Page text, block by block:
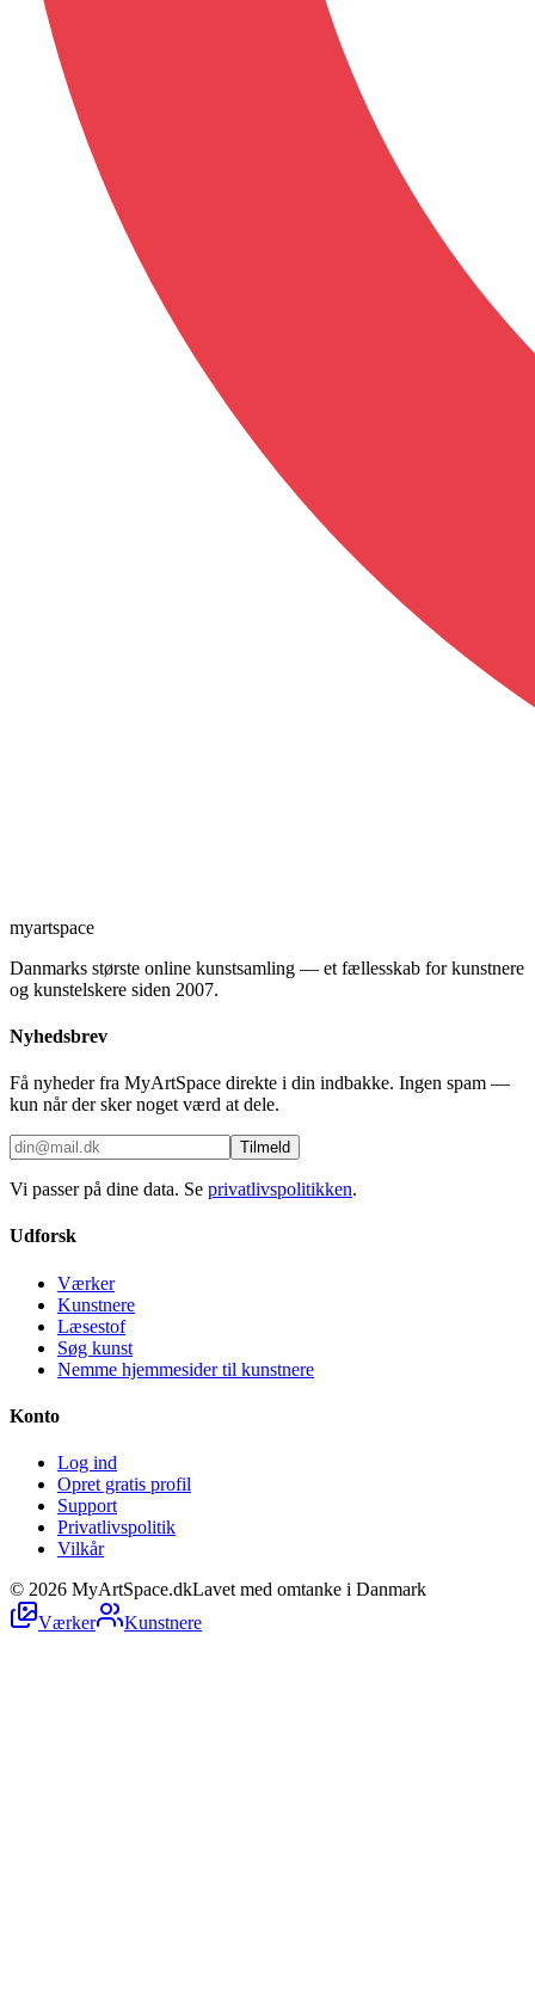
myartspace
Danmarks største online kunstsamling — et fællesskab for kunstnere
og kunstelskere siden 2007.
Nyhedsbrev
Få nyheder fra MyArtSpace direkte i din indbakke. Ingen spam —
kun når der sker noget værd at dele.
Tilmeld
Vi passer på dine data. Se privatlivspolitikken.
Udforsk
Værker
Kunstnere
Læsestof
Søg kunst
Nemme hjemmesider til kunstnere
Konto
Log ind
Opret gratis profil
Support
Privatlivspolitik
Vilkår
© 2026 MyArtSpace.dkLavet med omtanke i Danmark
Værker
Kunstnere